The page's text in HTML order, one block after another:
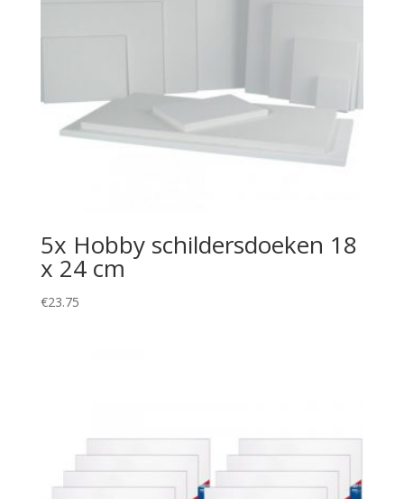
5x Hobby schildersdoeken 18
x 24 cm
€23.75